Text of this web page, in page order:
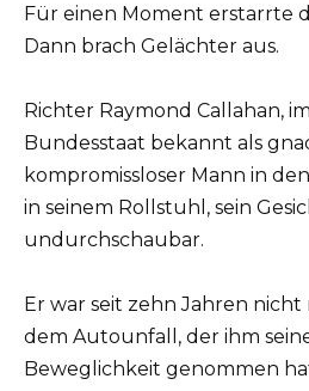
Für einen Moment erstarrte
Dann brach Gelächter aus.
Richter Raymond Callahan,
Bundesstaat bekannt als
kompromissloser Mann in
in seinem Rollstuhl, sein
undurchschaubar.
Er war seit zehn Jahren
dem Autounfall, der ihm
Beweglichkeit genommen